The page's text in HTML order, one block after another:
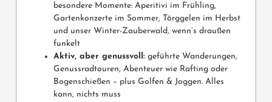
besondere Momente: Aperitivi im Frühling,
Gartenkonzerte im Sommer, Törggelen im Herbst
und unser Winter-Zauberwald, wenn’s draußen
funkelt
Aktiv, aber genussvoll: geführte Wanderungen,
Genussradtouren, Abenteuer wie Rafting oder
Bogenschießen – plus Golfen & Joggen. Alles
kann, nichts muss